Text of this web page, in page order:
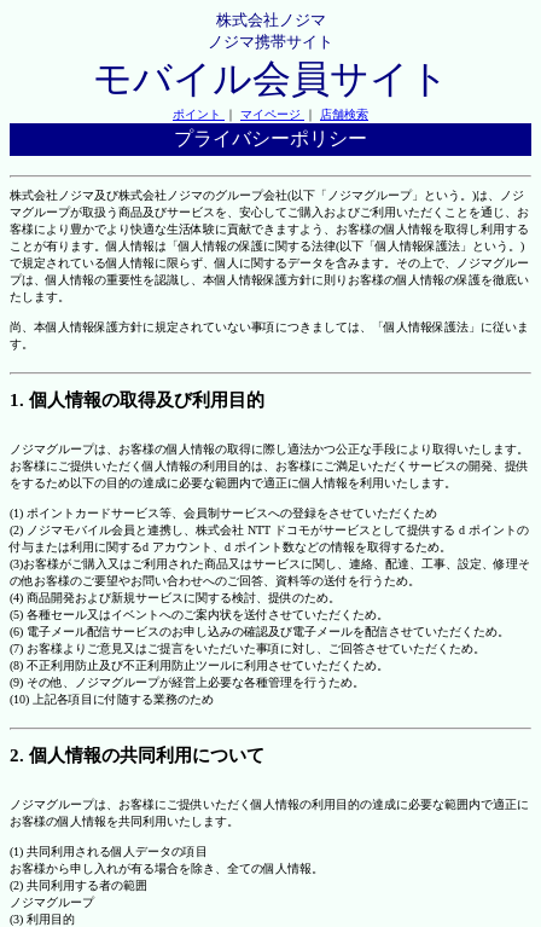
株式会社ノジマ
ノジマ携帯サイト
モバイル会員サイト
ポイント ｜ マイページ ｜ 店舗検索
プライバシーポリシー
株式会社ノジマ及び株式会社ノジマのグループ会社(以下「ノジマグループ」という。)は、ノジ
マグループが取扱う商品及びサービスを、安心してご購入およびご利用いただくことを通じ、お
客様により豊かでより快適な生活体験に貢献できますよう、お客様の個人情報を取得し利用する
ことが有ります。個人情報は「個人情報の保護に関する法律(以下「個人情報保護法」という。)
で規定されている個人情報に限らず、個人に関するデータを含みます。その上で、ノジマグルー
プは、個人情報の重要性を認識し、本個人情報保護方針に則りお客様の個人情報の保護を徹底い
たします。
尚、本個人情報保護方針に規定されていない事項につきましては、「個人情報保護法」に従いま
す。
1. 個人情報の取得及び利用目的
ノジマグループは、お客様の個人情報の取得に際し適法かつ公正な手段により取得いたします。
お客様にご提供いただく個人情報の利用目的は、お客様にご満足いただくサービスの開発、提供
をするため以下の目的の達成に必要な範囲内で適正に個人情報を利用いたします。
(1) ポイントカードサービス等、会員制サービスへの登録をさせていただくため
(2) ノジマモバイル会員と連携し、株式会社 NTT ドコモがサービスとして提供する d ポイントの
付与または利用に関するd アカウント、d ポイント数などの情報を取得するため。
(3)お客様がご購入又はご利用された商品又はサービスに関し、連絡、配達、工事、設定、修理そ
の他お客様のご要望やお問い合わせへのご回答、資料等の送付を行うため。
(4) 商品開発および新規サービスに関する検討、提供のため。
(5) 各種セール又はイベントへのご案内状を送付させていただくため。
(6) 電子メール配信サービスのお申し込みの確認及び電子メールを配信させていただくため。
(7) お客様よりご意見又はご提言をいただいた事項に対し、ご回答させていただくため。
(8) 不正利用防止及び不正利用防止ツールに利用させていただくため。
(9) その他、ノジマグループが経営上必要な各種管理を行うため。
(10) 上記各項目に付随する業務のため
2. 個人情報の共同利用について
ノジマグループは、お客様にご提供いただく個人情報の利用目的の達成に必要な範囲内で適正に
お客様の個人情報を共同利用いたします。
(1) 共同利用される個人データの項目
お客様から申し入れが有る場合を除き、全ての個人情報。
(2) 共同利用する者の範囲
ノジマグループ
(3) 利用目的